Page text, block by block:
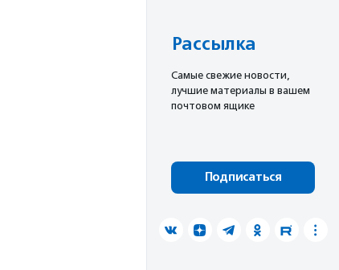
Рассылка
Cамые свежие новости,
лучшие материалы в вашем
почтовом ящике
Подписаться